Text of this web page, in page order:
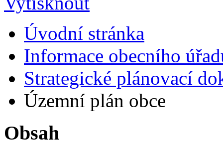
Úvodní stránka
Informace obecního
Strategické plánovací
Územní plán obce
Obsah